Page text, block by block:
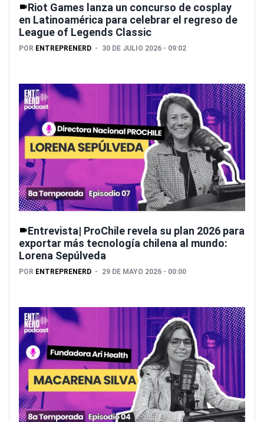
Riot Games lanza un concurso de cosplay
en Latinoamérica para celebrar el regreso de
League of Legends Classic
POR ENTREPRENERD 30 DE JULIO 2026 - 09:02
Entrevista| ProChile revela su plan 2026 para
exportar más tecnología chilena al mundo:
Lorena Sepúlveda
POR ENTREPRENERD 29 DE MAYO 2026 - 00:00